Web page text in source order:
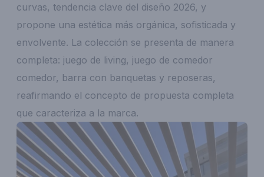
curvas, tendencia clave del diseño 2026, y
propone una estética más orgánica, sofisticada y
envolvente. La colección se presenta de manera
completa: juego de living, juego de comedor
comedor, barra con banquetas y reposeras,
reafirmando el concepto de propuesta completa
que caracteriza a la marca.